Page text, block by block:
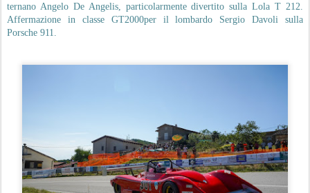
ternano Angelo De Angelis, particolarmente divertito sulla Lola T 212.
Affermazione in classe GT2000per il lombardo Sergio Davoli sulla
Porsche 911.